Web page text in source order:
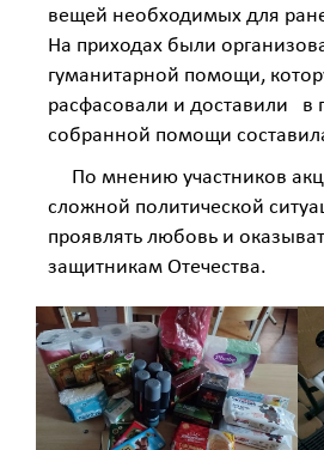
вещей необходимых для
На приходах были
гуманитарной помощи,
расфасовали и доставили в
собранной помощи
По мнению участников
сложной политической
проявлять любовь и
защитникам Отечества.